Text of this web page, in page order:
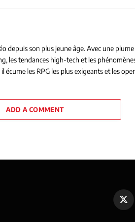
depuis son plus jeune âge. Avec une
les tendances high-tech et les
écume les RPG les plus exigeants et les
ADD A COMMENT
X